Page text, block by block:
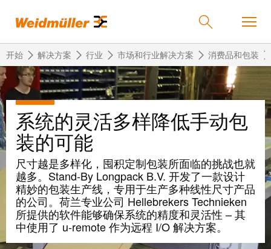
产品
返
回
产
品
联
接
技
术
解决方案
返
回
解
决
方
案
联
接
服务
返
回
服
务
定
制
化
产
公司
返
回
公
司
我
们
的
公
返
回
魏
德
米
勒
在
中
国
开始 解决方案 行业 市场和行业解决方案 消费品和包装
系统的灵活多样降低手动包
装的可能
尺寸越是多样化，囤积定制包装所面临的挑战也就
越多。Stand-By Longpack B.V. 开发了一款设计
精妙的包装生产线，专用于生产多种线性尺寸产品
的公司。荷兰专业公司 Hellebrekers Technieken
所提供的软件能够确保系统的精度和灵活性 – 其
中使用了 u-remote 作为远程 I/O 解决方案。